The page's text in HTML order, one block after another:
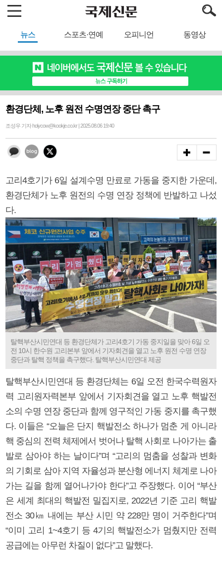
뉴스 스포츠·연예 오피니언 동영상
환경단체, 노후 원전 수명연장 중단 촉구
조성우 기자 holycow@kookje.co.kr | 2025.08.06 19:40
고리4호기가 6일 설계수명 만료로 가동을 중지한 가운데,
환경단체가 노후 원전의 수명 연장 정책에 반발하고 나섰
다.
탈핵부산시민연대 등 환경단체가 고리4호기 가동 중지일을 맞아 6일 오
전 10시 한수원 고리본부 앞에서 기자회견을 열고 노후 원전 수명 연장
중단과 탈핵 정책을 촉구했다. 탈핵부산시민연대 제공
탈핵부산시민연대 등 환경단체는 6일 오전 한국수력원자
력 고리원자력본부 앞에서 기자회견을 열고 노후 핵발전
소의 수명 연장 중단과 함께 영구적인 가동 중지를 촉구했
다. 이들은 “오늘은 단지 핵발전소 하나가 멈춘 게 아니라
핵 중심의 전력 체제에서 벗어나 탈핵 사회로 나아가는 출
발로 삼아야 하는 날이다”며 “고리의 멈춤을 성찰과 변화
의 기회로 삼아 지역 자율성과 분산형 에너지 체계로 나아
가는 길을 함께 열어나가야 한다”고 주장했다. 이어 “부산
은 세계 최대의 핵발전 밀집지로, 2022년 기준 고리 핵발
전소 30㎞ 내에는 부산 시민 약 228만 명이 거주한다”며
“이미 고리 1~4호기 등 4기의 핵발전소가 멈췄지만 전력
공급에는 아무런 차질이 없다”고 말했다.